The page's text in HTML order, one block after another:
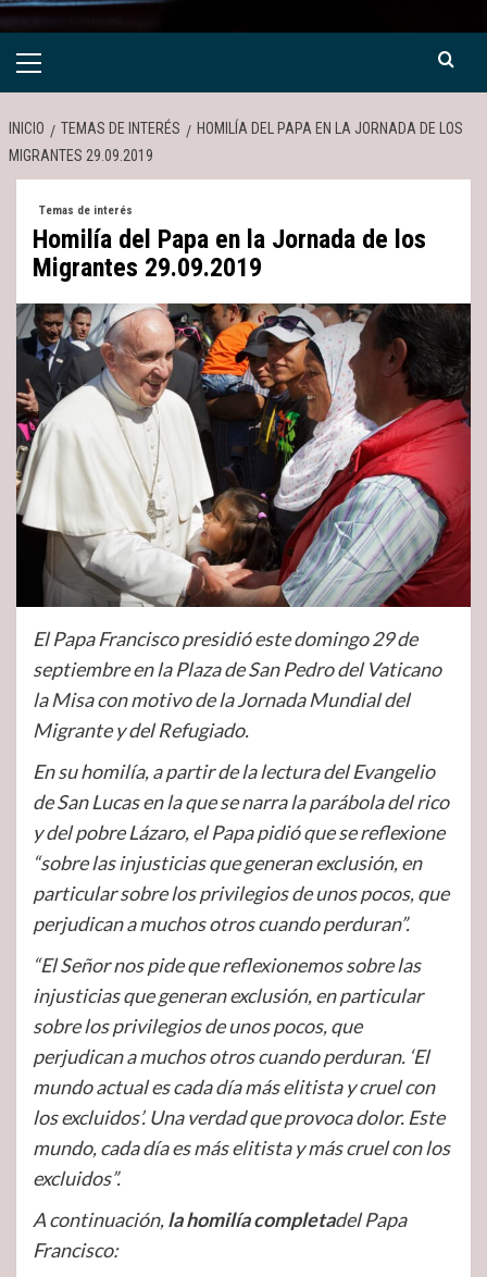
Menú
INICIO TEMAS DE INTERÉS
HOMILÍA DEL PAPA EN LA JORNADA DE LOS
MIGRANTES 29.09.2019
Temas de interés
Homilía del Papa en la Jornada de los
Migrantes 29.09.2019
El Papa Francisco presidió este domingo 29 de
septiembre en la Plaza de San Pedro del Vaticano
la Misa con motivo de la Jornada Mundial del
Migrante y del Refugiado.
En su homilía, a partir de la lectura del Evangelio
de San Lucas en la que se narra la parábola del rico
y del pobre Lázaro, el Papa pidió que se reflexione
“sobre las injusticias que generan exclusión, en
particular sobre los privilegios de unos pocos, que
perjudican a muchos otros cuando perduran”.
“El Señor nos pide que reflexionemos sobre las
injusticias que generan exclusión, en particular
sobre los privilegios de unos pocos, que
perjudican a muchos otros cuando perduran. ‘El
mundo actual es cada día más elitista y cruel con
los excluidos’. Una verdad que provoca dolor. Este
mundo, cada día es más elitista y más cruel con los
excluidos”.
A continuación,la homilía completadel Papa
Francisco: